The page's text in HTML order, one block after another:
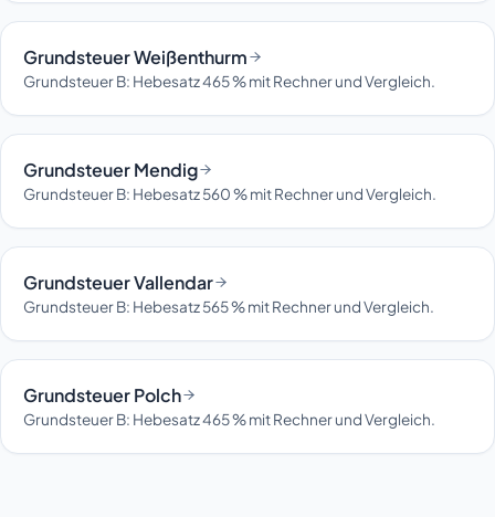
Grundsteuer Weißenthurm
Grundsteuer B: Hebesatz 465 % mit Rechner und Vergleich.
Grundsteuer Mendig
Grundsteuer B: Hebesatz 560 % mit Rechner und Vergleich.
Grundsteuer Vallendar
Grundsteuer B: Hebesatz 565 % mit Rechner und Vergleich.
Grundsteuer Polch
Grundsteuer B: Hebesatz 465 % mit Rechner und Vergleich.